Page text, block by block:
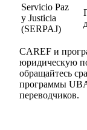
Servicio Paz
y Justicia
(SERPAJ)
CAREF и
юридическую
обращайтесь
программы
переводчиков.